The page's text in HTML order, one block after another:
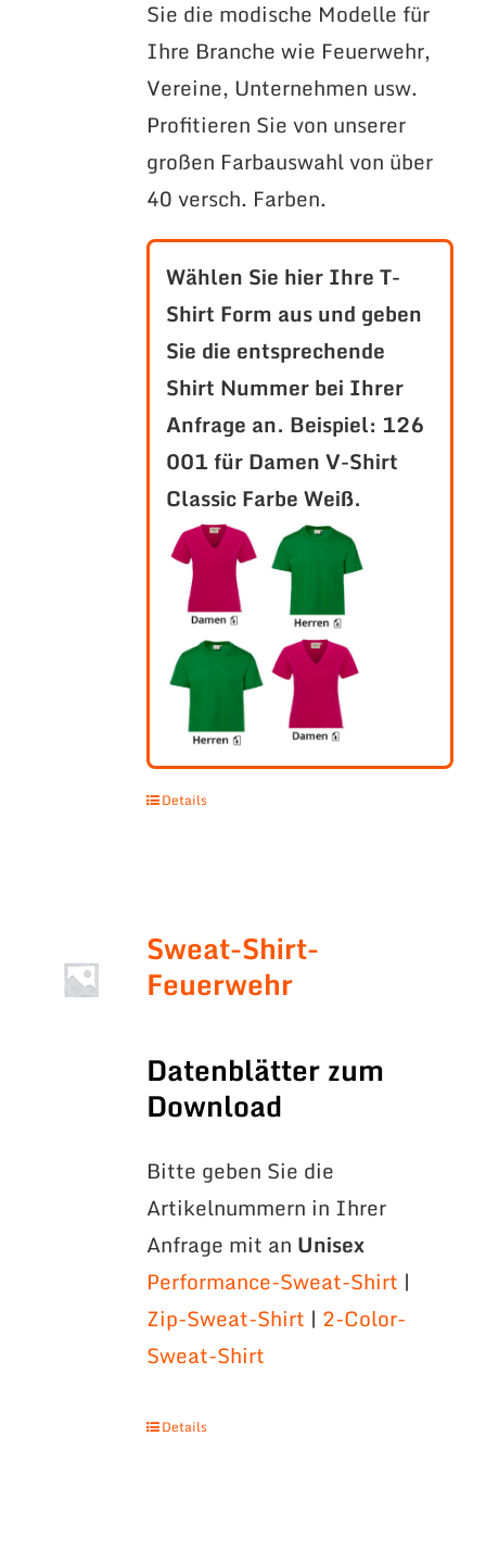
Sie die modische Modelle für
Ihre Branche wie Feuerwehr,
Vereine, Unternehmen usw.
Profitieren Sie von unserer
großen Farbauswahl von über
40 versch. Farben.
Wählen Sie hier Ihre T-
Shirt Form aus und geben
Sie die entsprechende
Shirt Nummer bei Ihrer
Anfrage an. Beispiel: 126
001 für Damen V-Shirt
Classic Farbe Weiß.
Details
Sweat-Shirt-
Feuerwehr
Datenblätter zum
Download
Bitte geben Sie die
Artikelnummern in Ihrer
Anfrage mit an Unisex
Performance-Sweat-Shirt |
Zip-Sweat-Shirt | 2-Color-
Sweat-Shirt
Details